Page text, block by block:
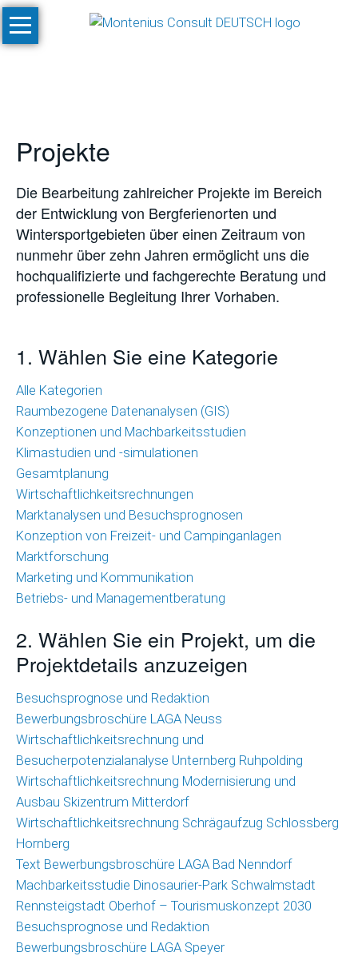
Navigation
überspringen
Start
Machbarkeitsstudien
und
-
simulationen
SnowPlan™
Gesamtplanung
Skigebietsprojekten
Wirtschaftlichkeitsrechnungen
Marktanalysen
und
Besuchsprognosen
Marktforschung
Marketing
und
Kommunikation
Betriebs-
Managementberatung
Raumbezogene
Datenanalysen
(GIS)
Umfragetool
Qualitätsmonitor
Freizeit
Saisonmonitoring
Skigebiete
Deutschland
Veröffentlichungen
Projekte
Projekte
Die Bearbeitung zahlreicher Projekte im Bereich
der Entwicklung von Bergferienorten und
Wintersportgebieten über einen Zeitraum von
nunmehr über zehn Jahren ermöglicht uns die
hochqualifizierte und fachgerechte Beratung und
professionelle Begleitung Ihrer Vorhaben.
1. Wählen Sie eine Kategorie
Alle Kategorien
Raumbezogene Datenanalysen (GIS)
Konzeptionen und Machbarkeitsstudien
Klimastudien und -simulationen
Gesamtplanung
Wirtschaftlichkeitsrechnungen
Marktanalysen und Besuchsprognosen
Konzeption von Freizeit- und Campinganlagen
Marktforschung
Marketing und Kommunikation
Betriebs- und Managementberatung
2. Wählen Sie ein Projekt, um die
Projektdetails anzuzeigen
Besuchsprognose und Redaktion
Bewerbungsbroschüre LAGA Neuss
Wirtschaftlichkeitsrechnung und
Besucherpotenzialanalyse Unternberg Ruhpolding
Wirtschaftlichkeitsrechnung Modernisierung und
Ausbau Skizentrum Mitterdorf
Wirtschaftlichkeitsrechnung Schrägaufzug Schlossberg
Hornberg
Text Bewerbungsbroschüre LAGA Bad Nenndorf
Machbarkeitsstudie Dinosaurier-Park Schwalmstadt
Rennsteigstadt Oberhof – Tourismuskonzept 2030
Besuchsprognose und Redaktion
Bewerbungsbroschüre LAGA Speyer